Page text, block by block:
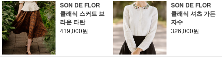
SON DE FLOR
클래식 스커트 브
라운 타탄
419,000원
SON DE FLOR
클래식 셔츠 가든
자수
326,000원